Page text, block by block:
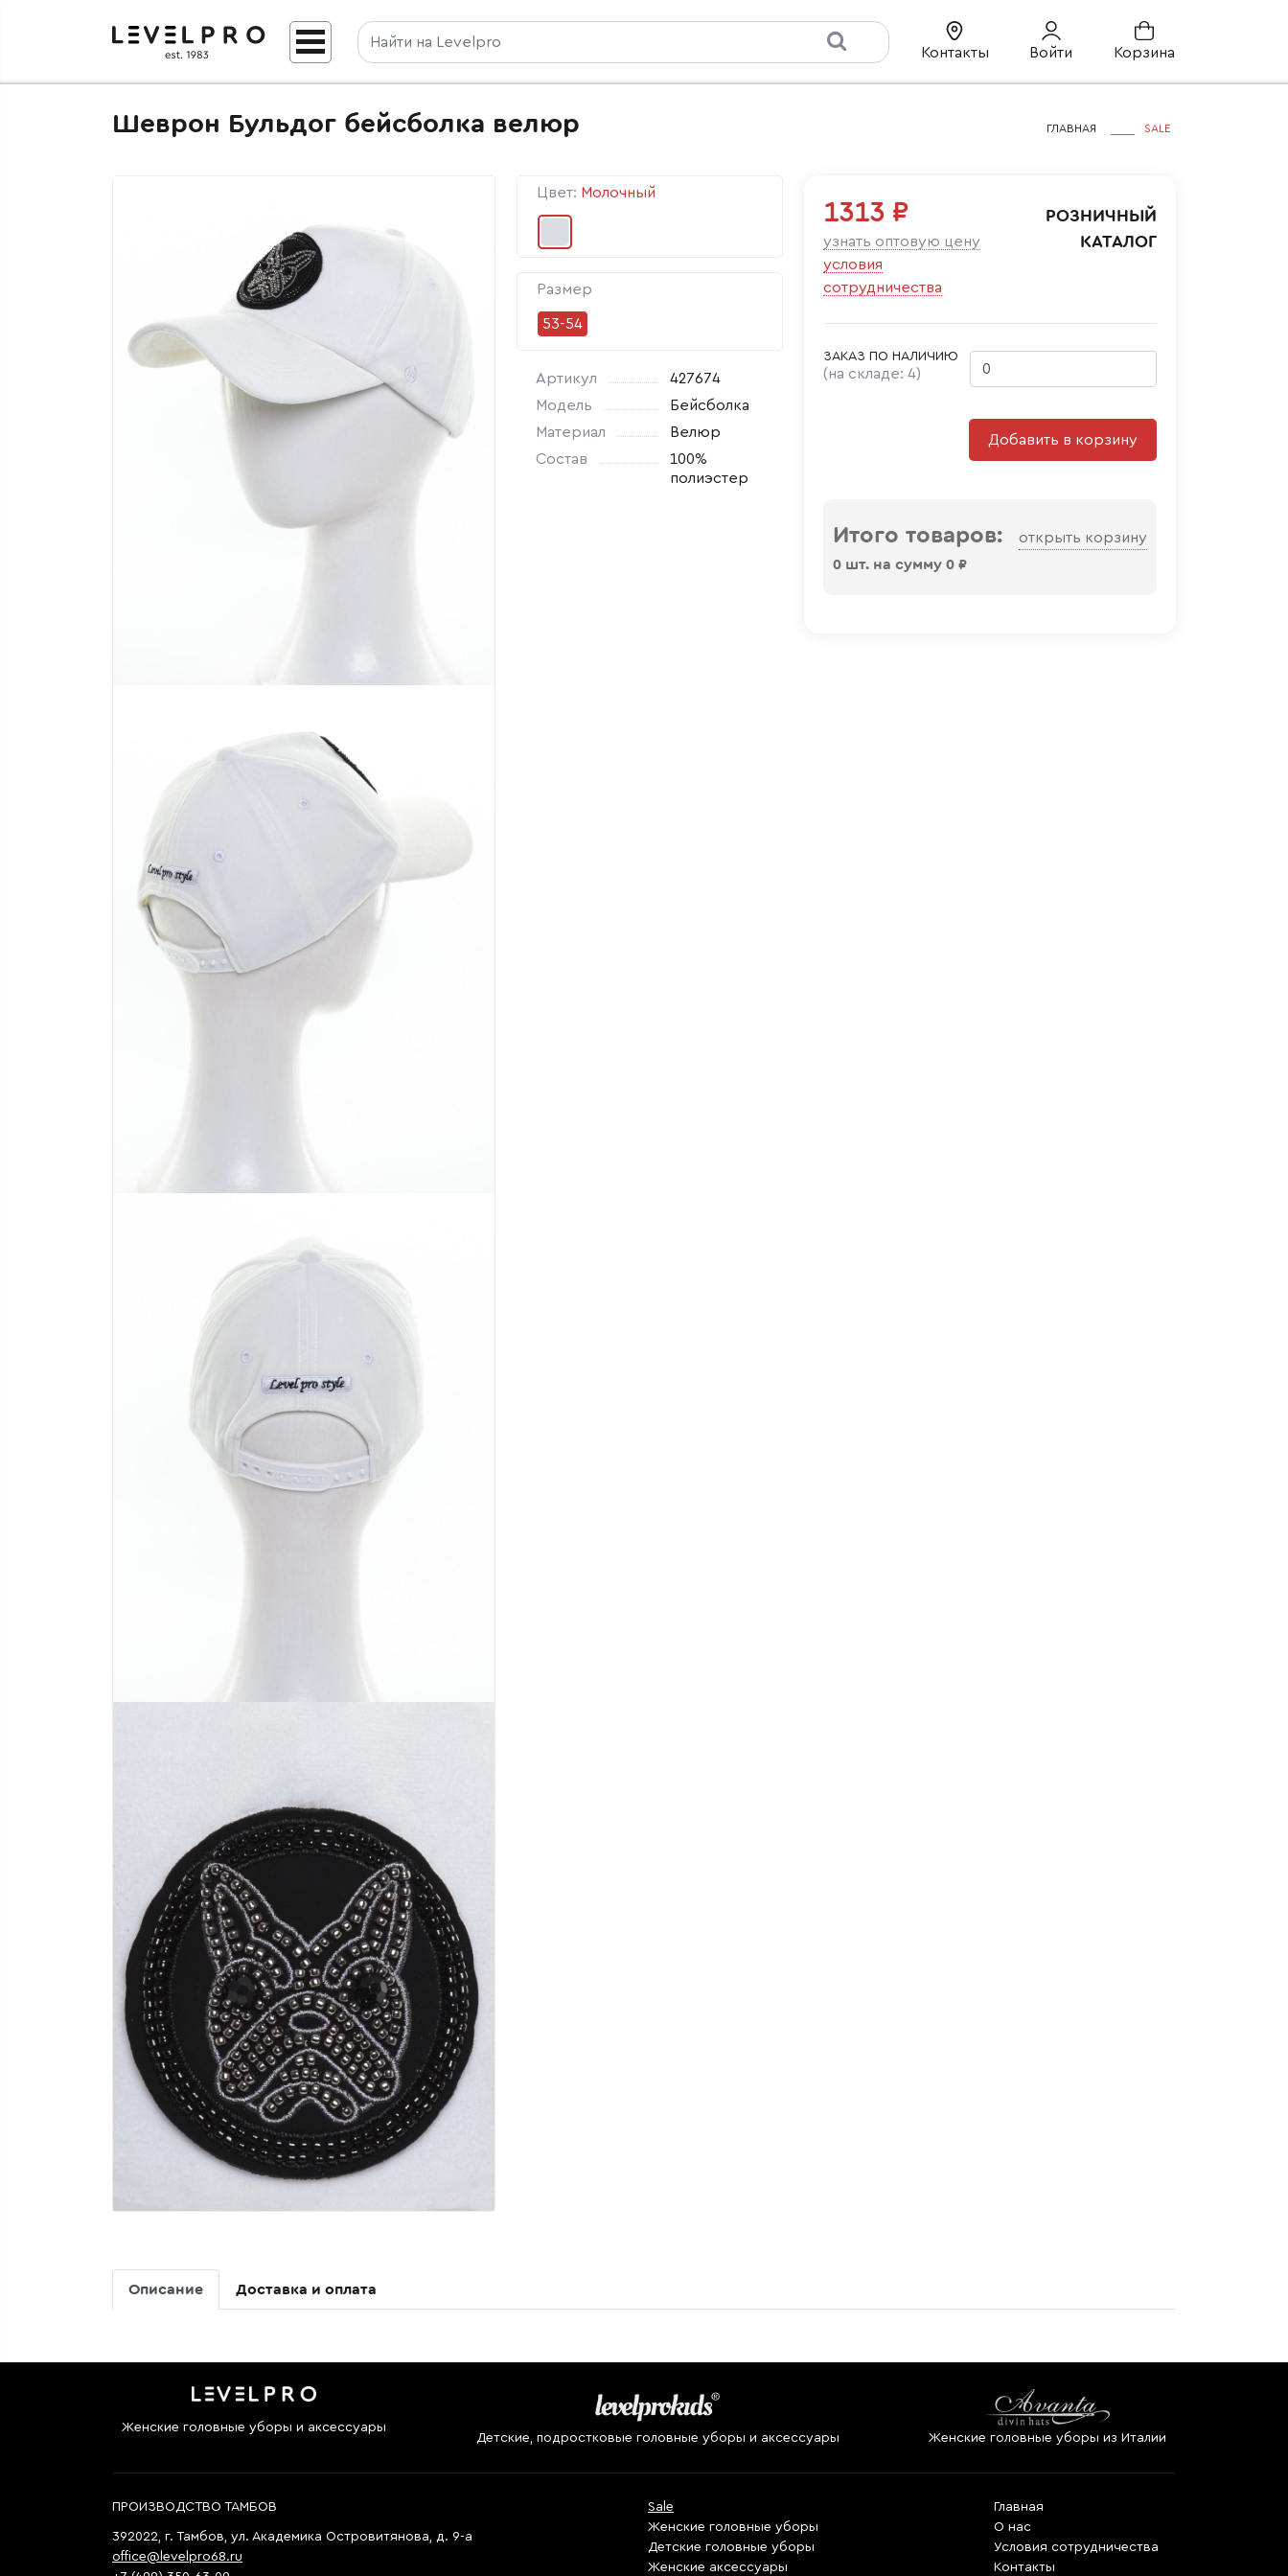
Контакты Войти Корзина
Шеврон Бульдог бейсболка велюр ГЛАВНАЯ SALE
Цвет: Молочный
Размер
53-54
Артикул
427674
Модель
Бейсболка
Материал
Велюр
Состав
100%
полиэстер
1313 ₽
узнать оптовую цену
условия
сотрудничества
РОЗНИЧНЫЙ
КАТАЛОГ
ЗАКАЗ ПО НАЛИЧИЮ
(на складе: 4)
Добавить в корзину
Итого товаров:
0шт. на сумму 0₽
открыть корзину
Описание Доставка и оплата
Женские головные уборы и аксессуары
Детские, подростковые головные уборы и аксессуары
Женские головные уборы из Италии
ПРОИЗВОДСТВО ТАМБОВ
392022, г. Тамбов, ул. Академика Островитянова, д. 9-а
office@levelpro68.ru
Sale
Женские головные уборы
Детские головные уборы
Женские аксессуары
Главная
О нас
Условия сотрудничества
Контакты